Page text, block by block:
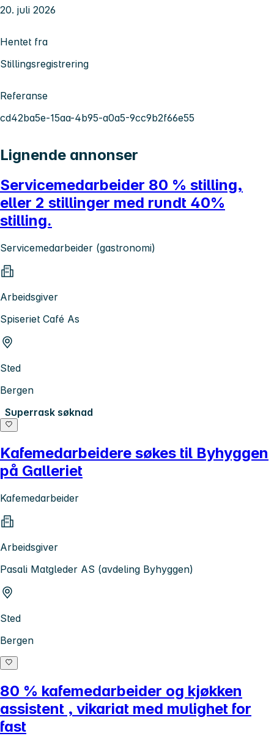
20. juli 2026
Hentet fra
Stillingsregistrering
Referanse
cd42ba5e-15aa-4b95-a0a5-9cc9b2f66e55
Lignende annonser
Servicemedarbeider 80 % stilling,
eller 2 stillinger med rundt 40%
stilling.
Servicemedarbeider (gastronomi)
Arbeidsgiver
Spiseriet Café As
Sted
Bergen
Superrask søknad
Kafemedarbeidere søkes til Byhyggen
på Galleriet
Kafemedarbeider
Arbeidsgiver
Pasali Matgleder AS (avdeling Byhyggen)
Sted
Bergen
80 % kafemedarbeider og kjøkken
assistent , vikariat med mulighet for
fast